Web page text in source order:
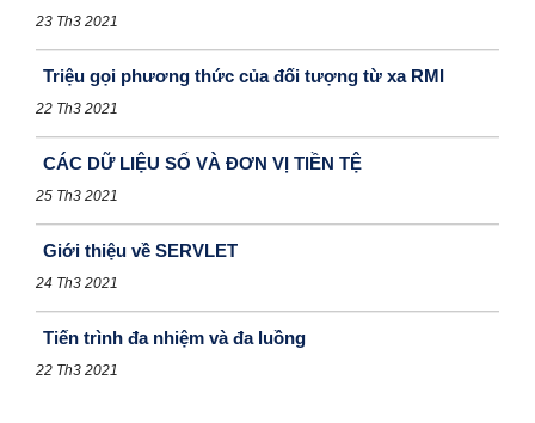
23 Th3 2021
Triệu gọi phương thức của đối tượng từ xa RMI
22 Th3 2021
CÁC DỮ LIỆU SỐ VÀ ĐƠN VỊ TlỀN TỆ
25 Th3 2021
Giới thiệu về SERVLET
24 Th3 2021
Tiến trình đa nhiệm và đa luồng
22 Th3 2021